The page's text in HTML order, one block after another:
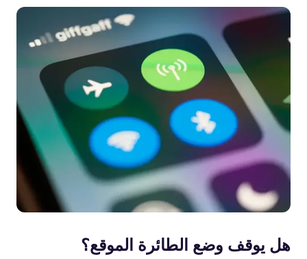
هل يوقف وضع الطائرة الموقع؟